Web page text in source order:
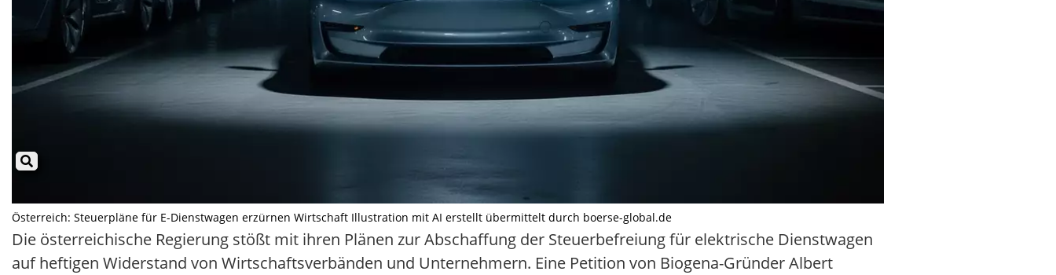
Österreich: Steuerpläne für E-Dienstwagen erzürnen Wirtschaft Illustration mit AI erstellt übermittelt durch boerse-global.de
Die österreichische Regierung stößt mit ihren Plänen zur Abschaffung der Steuerbefreiung für elektrische Dienstwagen
auf heftigen Widerstand von Wirtschaftsverbänden und Unternehmern. Eine Petition von Biogena-Gründer Albert